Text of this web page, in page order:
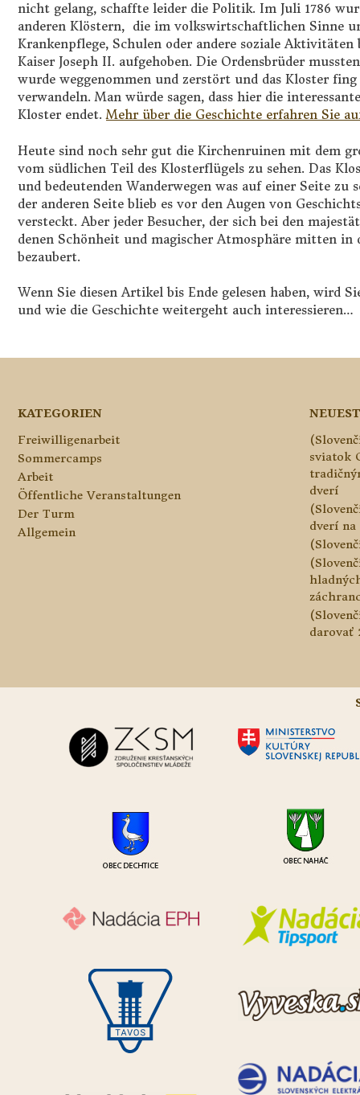
nicht gelang, schaffte leider die Politik. Im Juli 1786
anderen Klöstern, die im volkswirtschaftlichen Sinne
Krankenpflege, Schulen oder andere soziale
Kaiser Joseph II. aufgehoben. Die Ordensbrüder
wurde weggenommen und zerstört und das Kloster
verwandeln. Man würde sagen, dass hier die
Kloster endet.Mehr über die Geschichte erfahren Sie
Heute sind noch sehr gut die Kirchenruinen mit dem
vom südlichen Teil des Klosterflügels zu sehen. Das
und bedeutenden Wanderwegen was auf einer Seite
der anderen Seite blieb es vor den Augen von
versteckt. Aber jeder Besucher, der sich bei den
denen Schönheit und magischer Atmosphäre mitten in
bezaubert.
Wenn Sie diesen Artikel bis Ende gelesen haben, wird
und wie die Geschichte weitergeht auch interessieren…
KATEGORIEN
Freiwilligenarbeit
Sommercamps
Arbeit
Öffentliche Veranstaltungen
Der Turm
Allgemein
sviatok
dverí
dverí na
darovať